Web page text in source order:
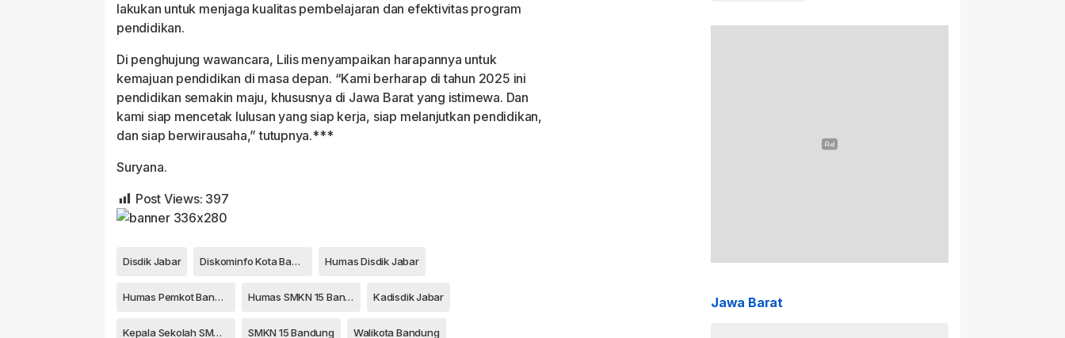
lakukan untuk menjaga kualitas pembelajaran dan efektivitas program
pendidikan.
Di penghujung wawancara, Lilis menyampaikan harapannya untuk
kemajuan pendidikan di masa depan. “Kami berharap di tahun 2025 ini
pendidikan semakin maju, khususnya di Jawa Barat yang istimewa. Dan
kami siap mencetak lulusan yang siap kerja, siap melanjutkan pendidikan,
dan siap berwirausaha,” tutupnya.***
Suryana.
Post Views: 397
Disdik Jabar Diskominfo Kota Bandung Humas Disdik Jabar
Humas Pemkot Bandung Humas SMKN 15 Bandung Kadisdik Jabar
Kepala Sekolah SMK 15 Bandung SMKN 15 Bandung Walikota Bandung
Jawa Barat